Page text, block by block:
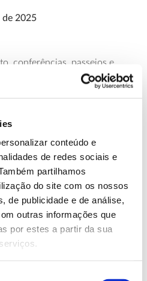
conteúdo e
de redes sociais e
partilhamos
do site com os nossos
de publicidade e de análise,
outras informações que
por estes a partir da sua
de 2025
conferências, passeios e
deste primeiro
da ciência geográfica e à
espécies em risco: